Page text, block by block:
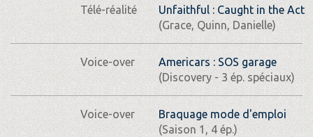
Télé-réalité
Unfaithful : Caught in the Act
(Grace, Quinn, Danielle)
Voice-over
Americars : SOS garage
(Discovery - 3 ép. spéciaux)
Voice-over
Braquage mode d'emploi
(Saison 1, 4 ép.)